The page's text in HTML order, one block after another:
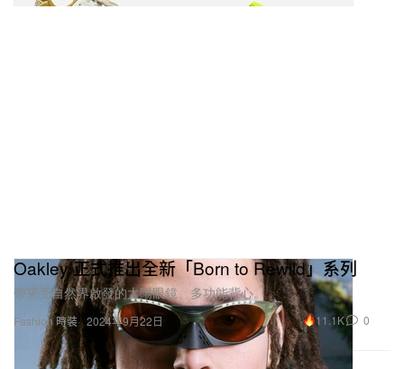
Fashion 時裝
Oakley 正式推出全新「Born to Rewild」系列
帶來受自然界啟發的太陽眼鏡、多功能背心。
2024年9月22日 11.1K 0